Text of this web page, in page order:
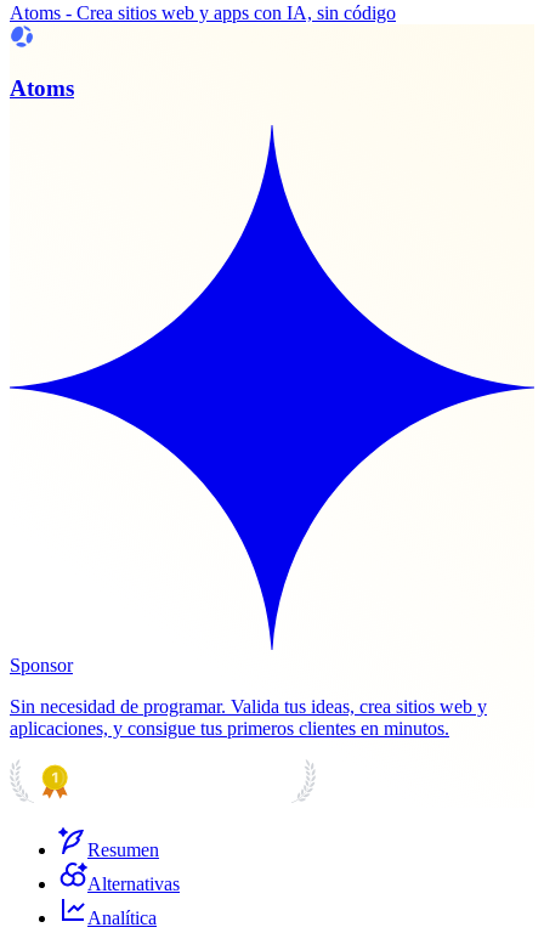
Atoms - Crea sitios web y apps con IA, sin código
Atoms
Sponsor
Sin necesidad de programar. Valida tus ideas, crea sitios web y
aplicaciones, y consigue tus primeros clientes en minutos.
Resumen
Alternativas
Analítica